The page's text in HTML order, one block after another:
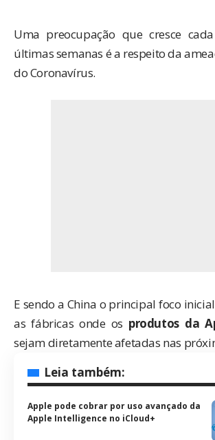
Uma preocupação que cresce
últimas semanas é a respeito da
do Coronavírus.
E sendo a China o principal foco
as fábricas onde os produtos da
sejam diretamente afetadas nas
Leia também:
Apple pode cobrar por uso avançado da
Apple Intelligence no iCloud+